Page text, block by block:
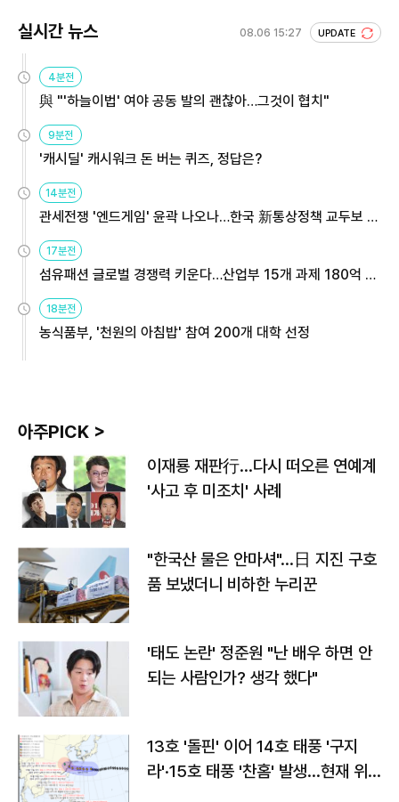
실시간 뉴스 08.06 15:27 UPDATE
4분전
與 "'하늘이법' 여야 공동 발의 괜찮아…그것이 협치"
9분전
'캐시딜' 캐시워크 돈 버는 퀴즈, 정답은?
14분전
관세전쟁 '엔드게임' 윤곽 나오나…한국 新통상정책 교두보 활
용해야
17분전
섬유패션 글로벌 경쟁력 키운다…산업부 15개 과제 180억 지
원
18분전
농식품부, '천원의 아침밥' 참여 200개 대학 선정
아주PICK >
이재룡 재판行…다시 떠오른 연예계
'사고 후 미조치' 사례
"한국산 물은 안마셔"…日 지진 구호
품 보냈더니 비하한 누리꾼
'태도 논란' 정준원 "난 배우 하면 안
되는 사람인가? 생각 했다"
13호 '돌핀' 이어 14호 태풍 '구지
라'·15호 태풍 '찬홈' 발생…현재 위